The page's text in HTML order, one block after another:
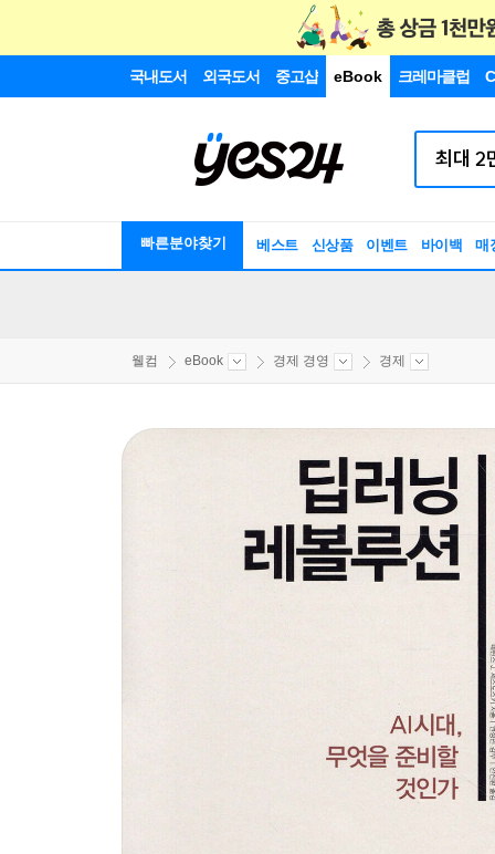
국내도서 외국도서 중고샵 eBook 크레마클럽
빠른분야찾기 베스트 신상품 이벤트 바이백 매
웰컴 eBook 경제 경영 경제